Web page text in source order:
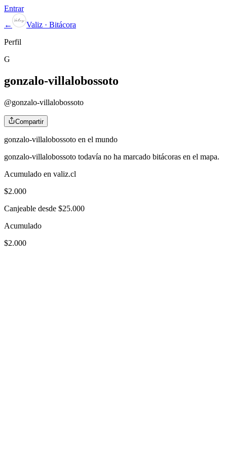
Entrar
←
Valiz · Bitácora
Perfil
G
gonzalo-villalobossoto
@gonzalo-villalobossoto
Compartir
gonzalo-villalobossoto en el mundo
gonzalo-villalobossoto todavía no ha marcado bitácoras en el mapa.
Acumulado en valiz.cl
$2.000
Canjeable desde $25.000
Acumulado
$2.000